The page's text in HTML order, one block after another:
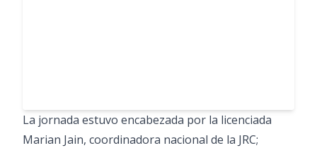
La jornada estuvo encabezada por la licenciada
Marian Jain, coordinadora nacional de la JRC;